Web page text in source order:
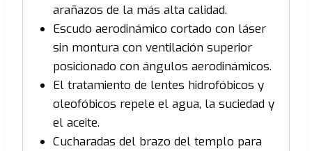
arañazos de la más alta calidad.
Escudo aerodinámico cortado con láser
sin montura con ventilación superior
posicionado con ángulos aerodinámicos.
El tratamiento de lentes hidrofóbicos y
oleofóbicos repele el agua, la suciedad y
el aceite.
Cucharadas del brazo del templo para